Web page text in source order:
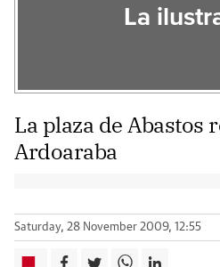
La
La plaza de Abastos
Ardoaraba
Saturday, 28 November 2009, 12:55